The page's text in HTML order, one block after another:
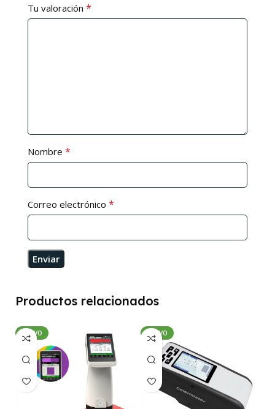
Tu valoración *
Nombre *
Correo electrónico *
Productos relacionados
NUEVO NUEVO